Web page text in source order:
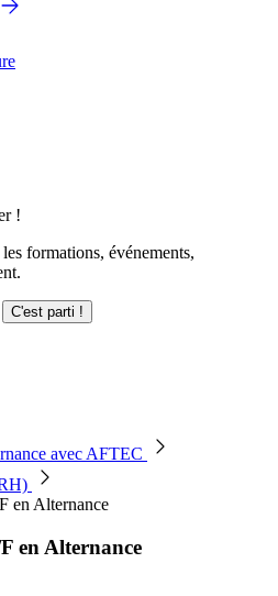
!
formations, événements,
C'est parti !
avec AFTEC
en Alternance
en Alternance